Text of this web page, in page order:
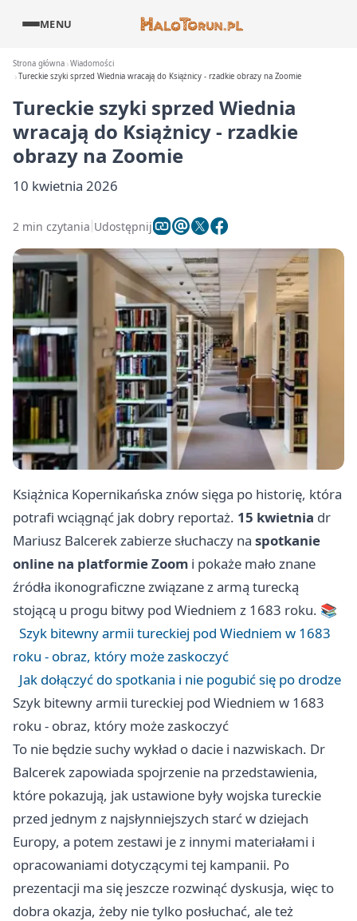
MENU
Strona główna Wiadomości
Tureckie szyki sprzed Wiednia wracają do Książnicy - rzadkie obrazy na Zoomie
Tureckie szyki sprzed Wiednia
wracają do Książnicy - rzadkie
obrazy na Zoomie
10 kwietnia 2026
2 min czytania Udostępnij
Książnica Kopernikańska znów sięga po historię, która
potrafi wciągnąć jak dobry reportaż. 15 kwietnia dr
Mariusz Balcerek zabierze słuchaczy na spotkanie
online na platformie Zoom i pokaże mało znane
źródła ikonograficzne związane z armą turecką
stojącą u progu bitwy pod Wiedniem z 1683 roku. 📚
Szyk bitewny armii tureckiej pod Wiedniem w 1683
roku - obraz, który może zaskoczyć
Jak dołączyć do spotkania i nie pogubić się po drodze
Szyk bitewny armii tureckiej pod Wiedniem w 1683
roku - obraz, który może zaskoczyć
To nie będzie suchy wykład o dacie i nazwiskach. Dr
Balcerek zapowiada spojrzenie na przedstawienia,
które pokazują, jak ustawione były wojska tureckie
przed jednym z najsłynniejszych starć w dziejach
Europy, a potem zestawi je z innymi materiałami i
opracowaniami dotyczącymi tej kampanii. Po
prezentacji ma się jeszcze rozwinąć dyskusja, więc to
dobra okazja, żeby nie tylko posłuchać, ale też